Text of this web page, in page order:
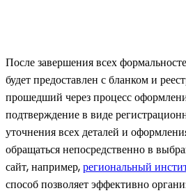
После завершения всех
будет предоставлен с бланком и
прошедший через процесс
подтверждение в виде
уточнения всех деталей и
обращаться непосредственно в
сайт, например,региональный
способ позволяет эффективно